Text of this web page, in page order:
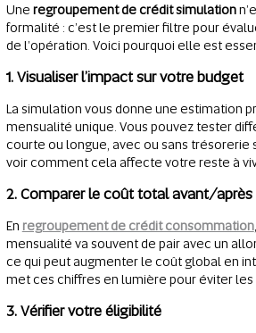
Une regroupement de crédit simulation
formalité : c’est le premier filtre pour
de l’opération. Voici pourquoi elle est
1. Visualiser l’impact sur votre budget
La simulation vous donne une estimation
mensualité unique. Vous pouvez tester
courte ou longue, avec ou sans trésorerie
voir comment cela affecte votre reste à
2. Comparer le coût total avant/après
En regroupement de crédit consommation
mensualité va souvent de pair avec un
ce qui peut augmenter le coût global en
met ces chiffres en lumière pour éviter les
3. Vérifier votre éligibilité